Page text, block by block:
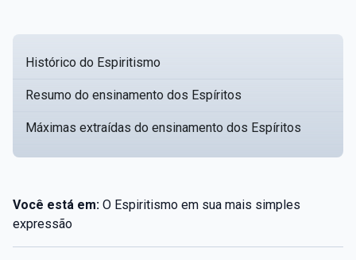
Histórico do Espiritismo
Resumo do ensinamento dos Espíritos
Máximas extraídas do ensinamento dos Espíritos
Você está em: O Espiritismo em sua mais simples
expressão